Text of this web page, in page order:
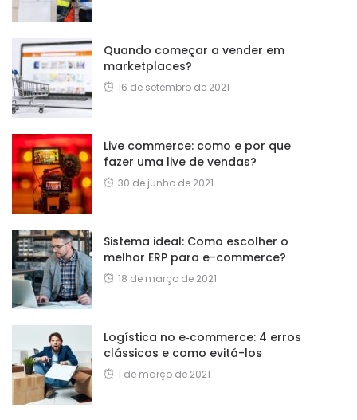
Quando começar a vender em
marketplaces?
16 de setembro de 2021
Live commerce: como e por que
fazer uma live de vendas?
30 de junho de 2021
Sistema ideal: Como escolher o
melhor ERP para e-commerce?
18 de março de 2021
Logística no e‑commerce: 4 erros
clássicos e como evitá-los
1 de março de 2021